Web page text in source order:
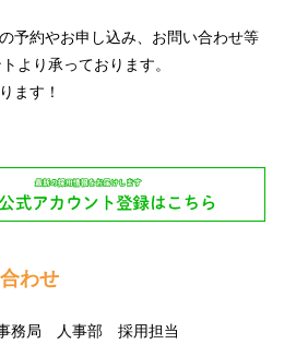
予約やお申し込み、お問い合わせ等
より承っております。
ます！
わせ
務局 人事部 採用担当